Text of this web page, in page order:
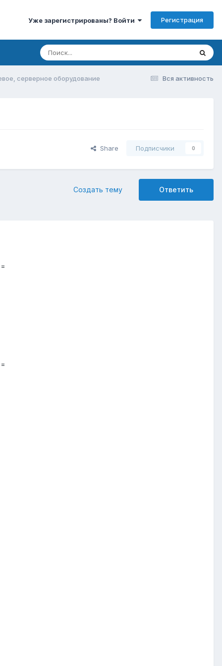
Уже зарегистрированы? Войти Регистрация
Вся активность
серверное оборудование
Share Подписчики 0
Ответить
Создать тему